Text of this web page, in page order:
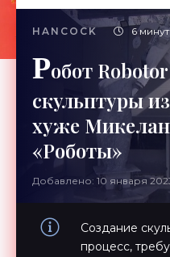
HANCOCK 6
Робот
скульптуры
хуже
«Роботы»
Добавлено: 10 января
Создание
процесс,